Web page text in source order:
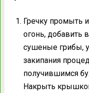
Гречку промыть
огонь, добавить
сушеные грибы,
закипания
получившимся
Накрыть